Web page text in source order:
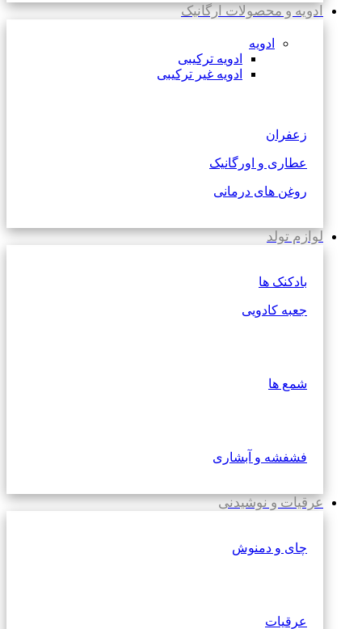
ادویه و محصولات ارگانیک
ادویه
ادویه ترکیبی
ادویه غیر ترکیبی
زعفران
عطاری و اورگانیک
روغن های درمانی
لوازم تولد
بادکنک ها
جعبه کادویی
شمع ها
فشفشه و آبشاری
عرقیات و نوشیدنی
چای و دمنوش
عرقیات